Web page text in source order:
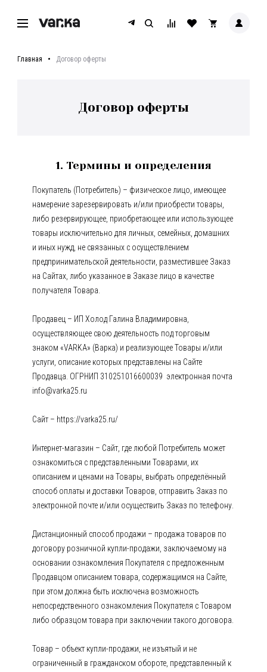
Главная Договор оферты
Договор оферты
1. Термины и определения
Покупатель (Потребитель) – физическое лицо, имеющее
намерение зарезервировать и/или приобрести товары,
либо резервирующее, приобретающее или использующее
товары исключительно для личных, семейных, домашних
и иных нужд, не связанных с осуществлением
предпринимательской деятельности, разместившее Заказ
на Сайтах, либо указанное в Заказе лицо в качестве
получателя Товара.
Продавец – ИП Холод Галина Владимировна,
осуществляющее свою деятельность под торговым
знаком «VARKA» (Варка) и реализующее Товары и/или
услуги, описание которых представлены на Сайте
Продавца. ОГРНИП 310251016600039 электронная почта
info@varka25.ru
Сайт – https://varka25.ru/
Интернет-магазин – Сайт, где любой Потребитель может
ознакомиться с представленными Товарами, их
описанием и ценами на Товары, выбрать определённый
способ оплаты и доставки Товаров, отправить Заказ по
электронной почте и/или осуществить Заказ по телефону.
Дистанционный способ продажи – продажа товаров по
договору розничной купли-продажи, заключаемому на
основании ознакомления Покупателя с предложенным
Продавцом описанием товара, содержащимся на Сайте,
при этом должна быть исключена возможность
непосредственного ознакомления Покупателя с Товаром
либо образцом товара при заключении такого договора.
Товар – объект купли-продажи, не изъятый и не
ограниченный в гражданском обороте, представленный к